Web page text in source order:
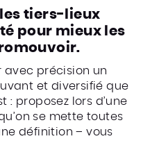
tiers-lieux
pour mieux les
avec précision un
et diversifié que
: proposez lors d’une
se mette toutes
définition – vous